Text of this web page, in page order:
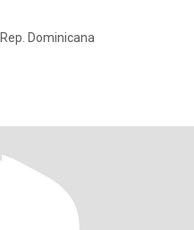
Dominicana